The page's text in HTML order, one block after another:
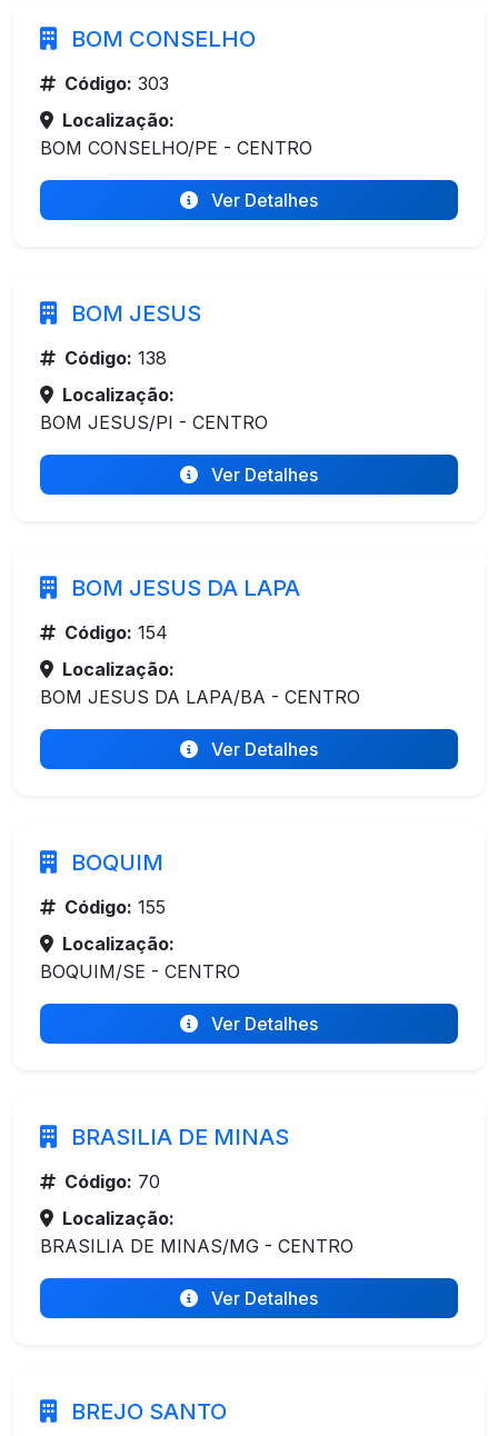
BOM CONSELHO
Código: 303
Localização:
BOM CONSELHO/PE - CENTRO
Ver Detalhes
BOM JESUS
Código: 138
Localização:
BOM JESUS/PI - CENTRO
Ver Detalhes
BOM JESUS DA LAPA
Código: 154
Localização:
BOM JESUS DA LAPA/BA - CENTRO
Ver Detalhes
BOQUIM
Código: 155
Localização:
BOQUIM/SE - CENTRO
Ver Detalhes
BRASILIA DE MINAS
Código: 70
Localização:
BRASILIA DE MINAS/MG - CENTRO
Ver Detalhes
BREJO SANTO